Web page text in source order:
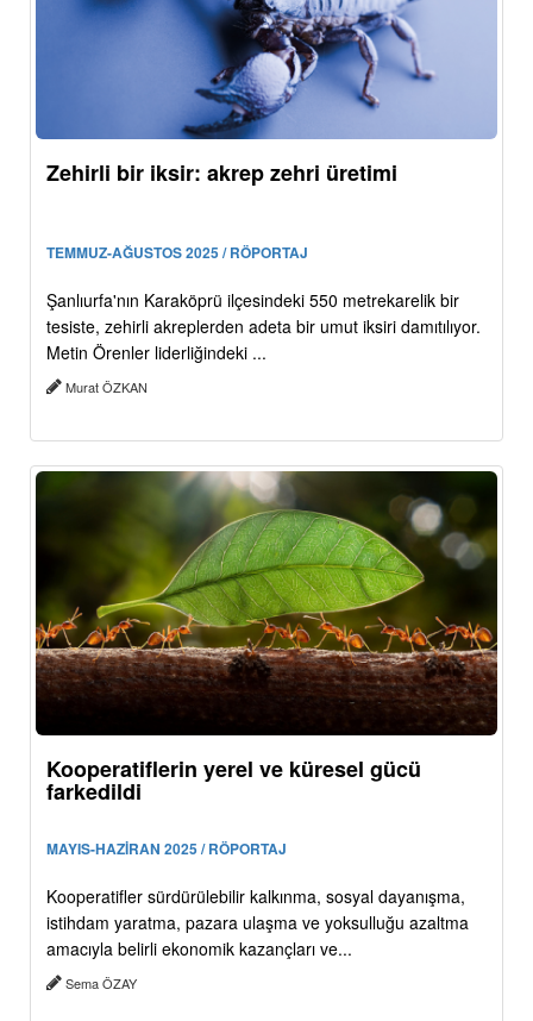
Zehirli bir iksir: akrep zehri üretimi
TEMMUZ-AĞUSTOS 2025 / RÖPORTAJ
Şanlıurfa'nın Karaköprü ilçesindeki 550 metrekarelik bir
tesiste, zehirli akreplerden adeta bir umut iksiri damıtılıyor.
Metin Örenler liderliğindeki ...
Murat ÖZKAN
Kooperatiflerin yerel ve küresel gücü
farkedildi
MAYIS-HAZİRAN 2025 / RÖPORTAJ
Kooperatifler sürdürülebilir kalkınma, sosyal dayanışma,
istihdam yaratma, pazara ulaşma ve yoksulluğu azaltma
amacıyla belirli ekonomik kazançları ve...
Sema ÖZAY